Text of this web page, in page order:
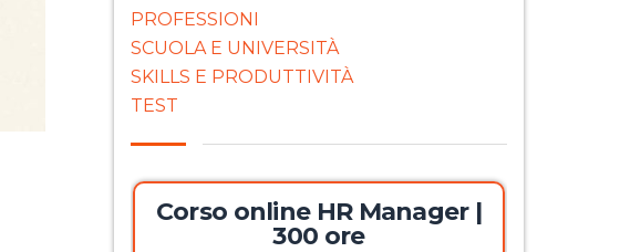
PROFESSIONI
SCUOLA E UNIVERSITÀ
SKILLS E PRODUTTIVITÀ
TEST
Corso online HR Manager |
300 ore